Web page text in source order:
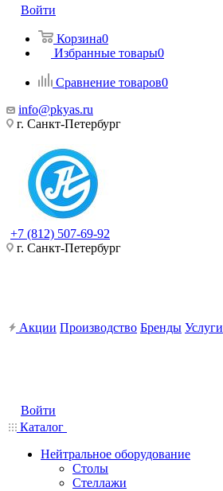
Войти
Корзина0
Избранные товары0
Сравнение товаров0
info@pkyas.ru
г. Санкт-Петербург
+7 (812) 507-69-92
г. Санкт-Петербург
Акции Производство Бренды Услуги
Войти
Каталог
Нейтральное оборудование
Столы
Стеллажи